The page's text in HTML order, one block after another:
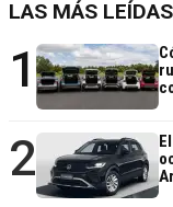
LAS MÁS LEÍDAS
1
2